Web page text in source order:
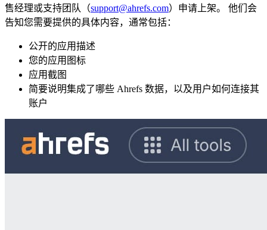
售经理或支持团队（support@ahrefs.com）申请上架。 他们会
告知您需要提供的具体内容，通常包括：
公开的应用描述
您的应用图标
应用截图
简要说明集成了哪些 Ahrefs 数据，以及用户如何连接其
账户